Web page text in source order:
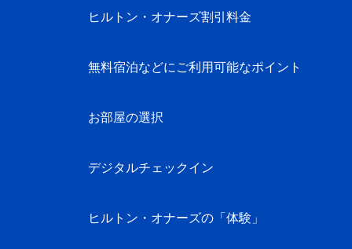
ヒルトン・オナーズ割引料金
無料宿泊などにご利用可能なポイント
お部屋の選択
デジタルチェックイン
ヒルトン・オナーズの「体験」